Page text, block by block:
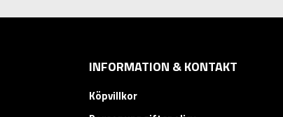
INFORMATION & KONTAKT
Köpvillkor